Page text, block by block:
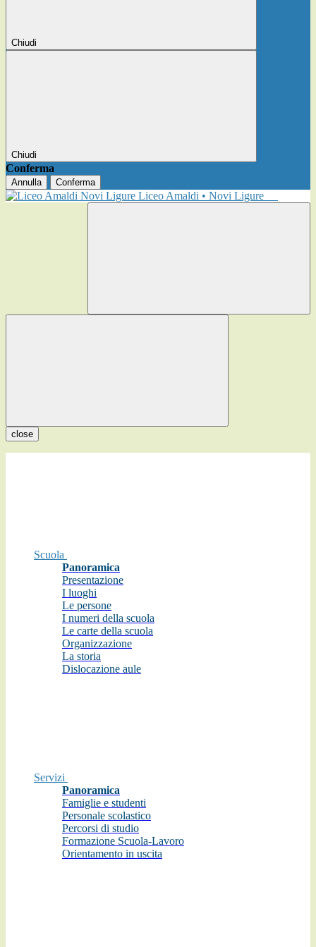
Chiudi
Chiudi
Conferma
Annulla Conferma
Liceo Amaldi • Novi Ligure
close
Scuola
Panoramica
Presentazione
I luoghi
Le persone
I numeri della scuola
Le carte della scuola
Organizzazione
La storia
Dislocazione aule
Servizi
Panoramica
Famiglie e studenti
Personale scolastico
Percorsi di studio
Formazione Scuola-Lavoro
Orientamento in uscita